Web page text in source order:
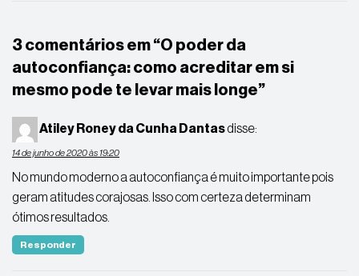
3 comentários em “O poder da
autoconfiança: como acreditar em si
mesmo pode te levar mais longe”
Atiley Roney da Cunha Dantasdisse:
14 de junho de 2020 às 19:20
No mundo moderno a autoconfiança é muito importante pois
geram atitudes corajosas. Isso com certeza determinam
ótimos resultados.
Responder